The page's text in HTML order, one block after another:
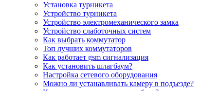
Установка турникета
Устройство турникета
Устройство электромеханического замка
Устройство слаботочных систем
Как выбрать коммутатор
Топ лучших коммутаторов
Как работает gsm сигнализация
Как установить шлагбаум?
Настройка сетевого оборудования
Можно ли устанавливать камеру в подъезде?